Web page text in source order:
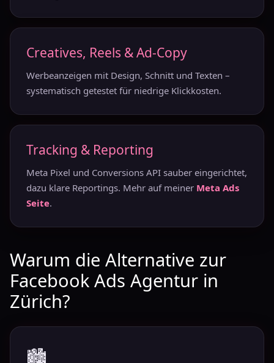
Creatives, Reels & Ad-Copy
Werbeanzeigen mit Design, Schnitt und Texten –
systematisch getestet für niedrige Klickkosten.
Tracking & Reporting
Meta Pixel und Conversions API sauber eingerichtet,
dazu klare Reportings. Mehr auf meiner Meta Ads
Seite.
Warum die Alternative zur
Facebook Ads Agentur in
Zürich?
🏙️